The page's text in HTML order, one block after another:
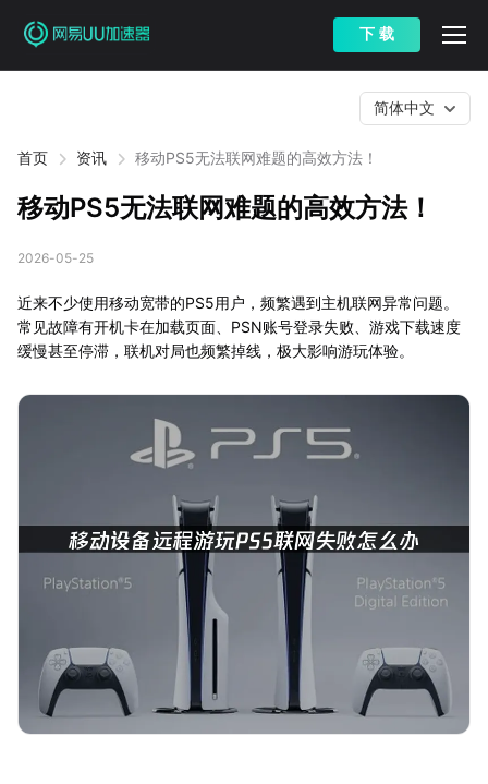
下 载
首页 资讯 移动PS5无法联网难题的高效方法！
简体中文
移动PS5无法联网难题的高效方法！
2026-05-25
近来不少使用移动宽带的PS5用户，频繁遇到主机联网异常问题。
常见故障有开机卡在加载页面、PSN账号登录失败、游戏下载速度
缓慢甚至停滞，联机对局也频繁掉线，极大影响游玩体验。